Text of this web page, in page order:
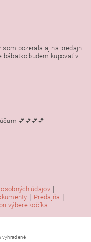
pozerala aj na predajni
bábätko budem kupovať v
💕💕💕💕
údajov |
| Predajňa |
výbere kočíka
vyhradené